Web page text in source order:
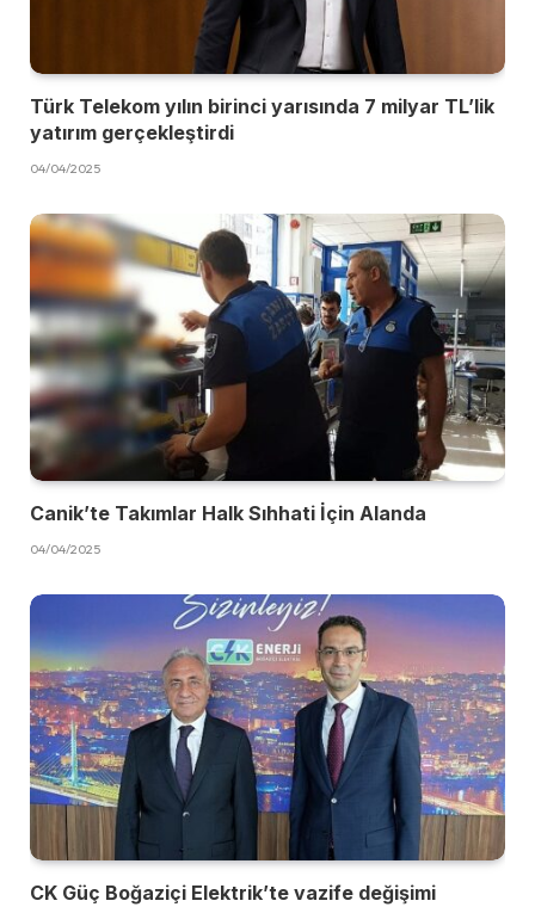
Türk Telekom yılın birinci yarısında 7 milyar TL’lik
yatırım gerçekleştirdi
04/04/2025
Canik’te Takımlar Halk Sıhhati İçin Alanda
04/04/2025
CK Güç Boğaziçi Elektrik’te vazife değişimi